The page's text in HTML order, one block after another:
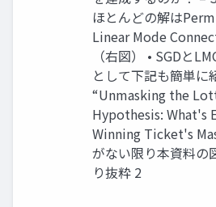
ほとんどの解は
Linear Mode
（右図） • SGDと
として下記も簡単に
“Unmasking the
Hypothesis: What's
Winning Ticket's
がない限り本資料の
り抜粋 2